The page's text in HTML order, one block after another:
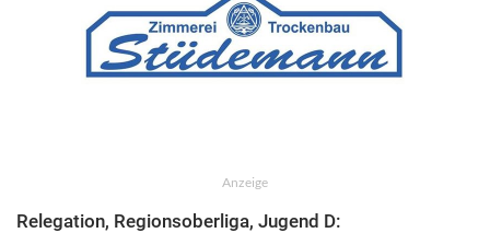
Anzeige
Relegation, Regionsoberliga, Jugend D: